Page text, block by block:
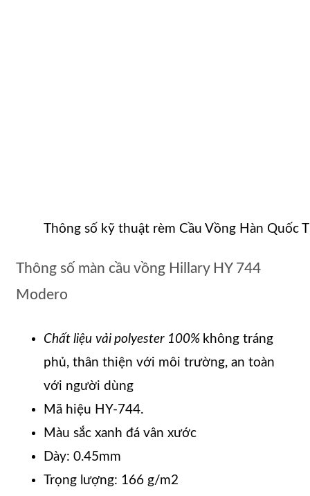
Thông số kỹ thuật rèm Cầu Vồng Hàn Quốc
Thông số màn cầu vồng Hillary HY 744
Modero
Chất liệu vải polyester 100% không tráng
phủ, thân thiện với môi trường, an toàn
với người dùng
Mã hiệu HY-744.
Màu sắc xanh đá vân xước
Dày: 0.45mm
Trọng lượng: 166 g/m2